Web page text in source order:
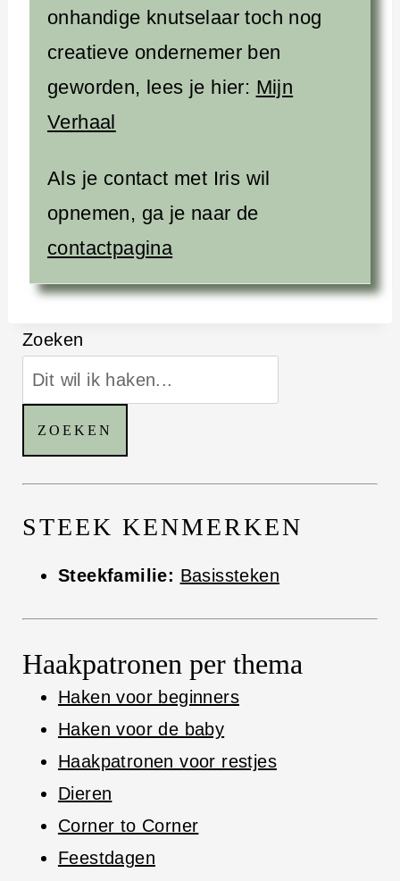
onhandige knutselaar toch nog
creatieve ondernemer ben
geworden, lees je hier: Mijn
Verhaal
Als je contact met Iris wil
opnemen, ga je naar de
contactpagina
Zoeken
ZOEKEN
STEEK KENMERKEN
Steekfamilie: Basissteken
Haakpatronen per thema
Haken voor beginners
Haken voor de baby
Haakpatronen voor restjes
Dieren
Corner to Corner
Feestdagen